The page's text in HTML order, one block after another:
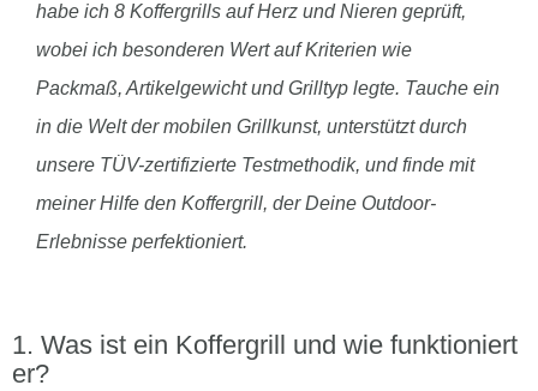
habe ich 8 Koffergrills auf Herz und Nieren geprüft,
wobei ich besonderen Wert auf Kriterien wie
Packmaß, Artikelgewicht und Grilltyp legte. Tauche ein
in die Welt der mobilen Grillkunst, unterstützt durch
unsere TÜV-zertifizierte Testmethodik, und finde mit
meiner Hilfe den Koffergrill, der Deine Outdoor-
Erlebnisse perfektioniert.
Was ist ein Koffergrill und wie funktioniert
er?